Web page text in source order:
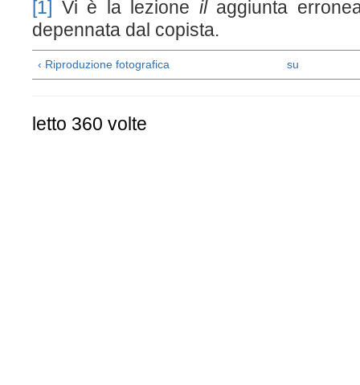
[1] Vi è la lezione ilaggiunta
depennata dal copista.
‹ Riproduzione fotografica su
letto 360 volte